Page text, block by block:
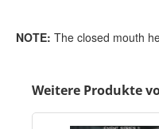
NOTE: The closed mouth
Weitere Produkte